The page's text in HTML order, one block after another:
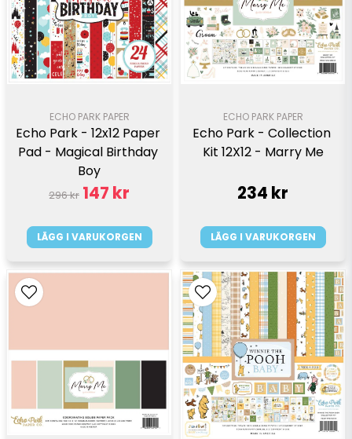
ECHO PARK PAPER
Echo Park - 12x12 Paper
Pad - Magical Birthday
Boy
296 kr 147 kr
LÄGG I VARUKORGEN
ECHO PARK PAPER
Echo Park - Collection
Kit 12X12 - Marry Me
234 kr
LÄGG I VARUKORGEN